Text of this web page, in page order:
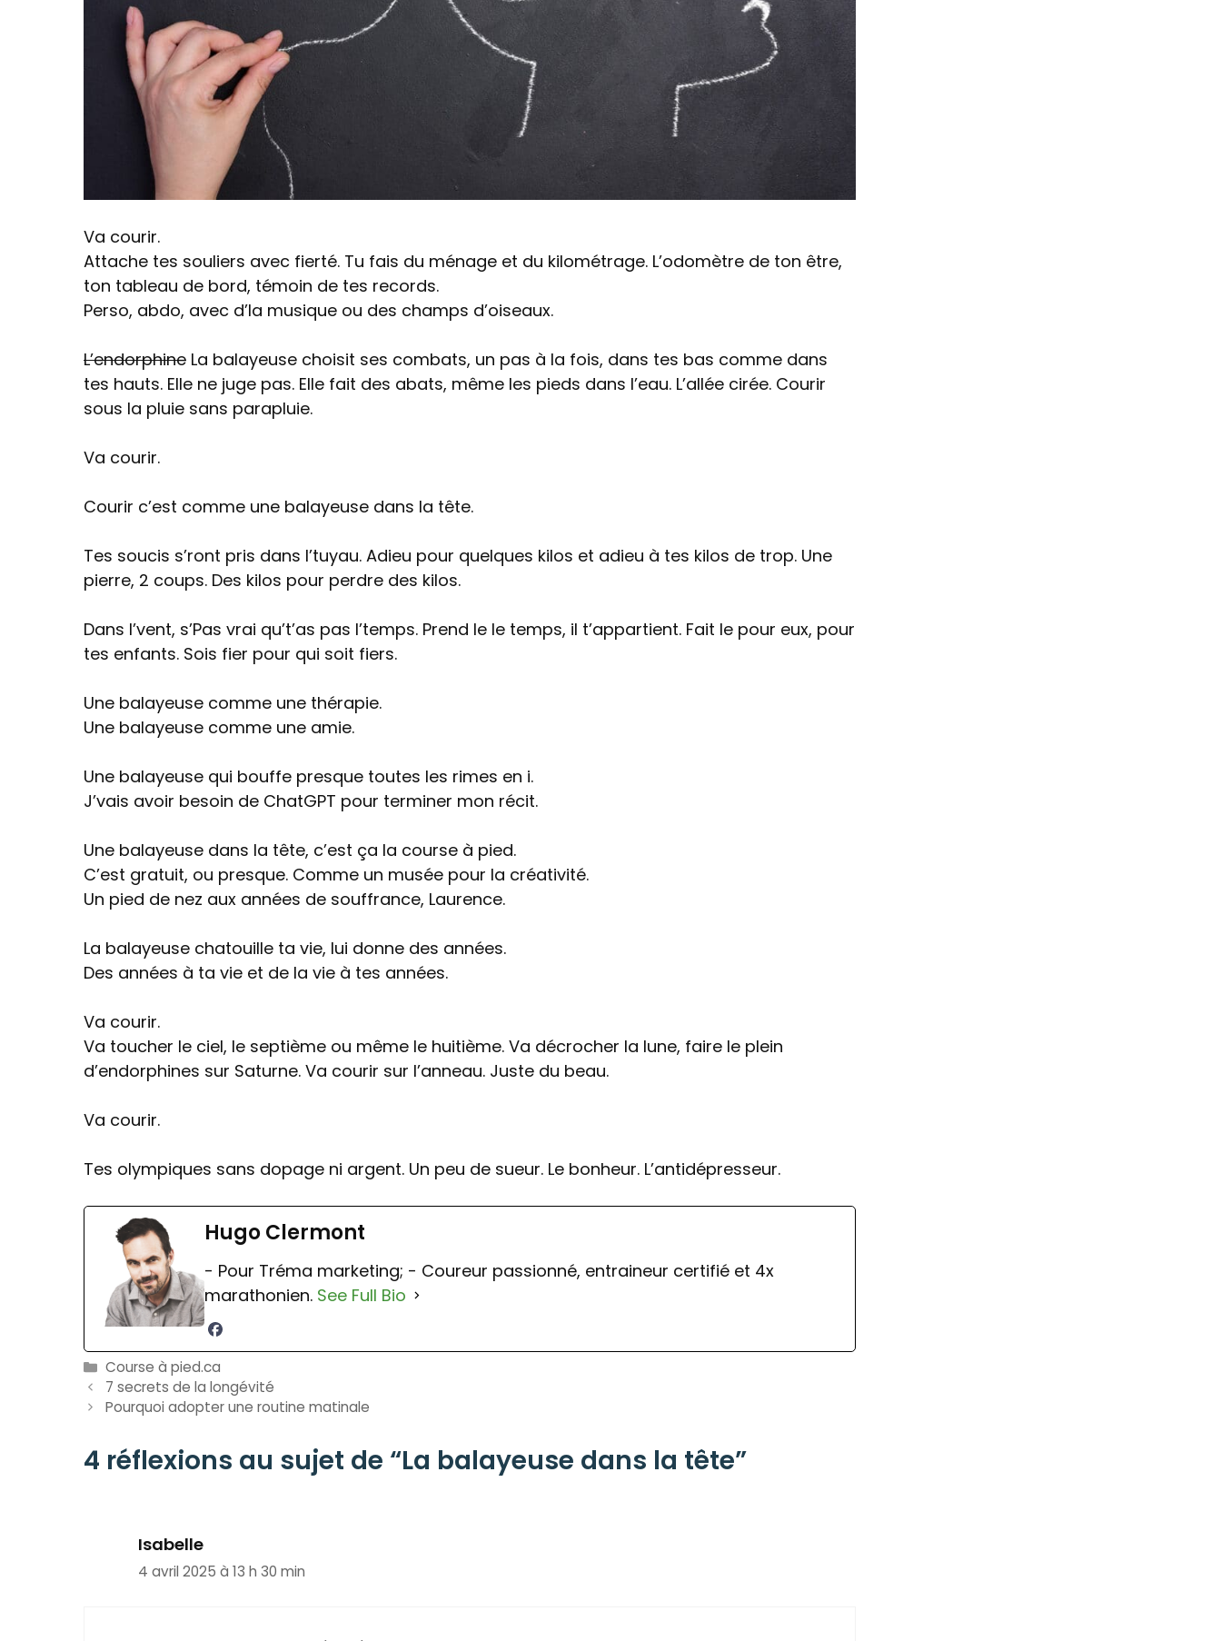
Va courir.
Attache tes souliers avec fierté. Tu fais du ménage et du kilométrage. L’odomètre de ton être,
ton tableau de bord, témoin de tes records.
Perso, abdo, avec d’la musique ou des champs d’oiseaux.
L’endorphine La balayeuse choisit ses combats, un pas à la fois, dans tes bas comme dans
tes hauts. Elle ne juge pas. Elle fait des abats, même les pieds dans l’eau. L’allée cirée. Courir
sous la pluie sans parapluie.
Va courir.
Courir c’est comme une balayeuse dans la tête.
Tes soucis s’ront pris dans l’tuyau. Adieu pour quelques kilos et adieu à tes kilos de trop. Une
pierre, 2 coups. Des kilos pour perdre des kilos.
Dans l’vent, s’Pas vrai qu’t’as pas l’temps. Prend le le temps, il t’appartient. Fait le pour eux, pour
tes enfants. Sois fier pour qui soit fiers.
Une balayeuse comme une thérapie.
Une balayeuse comme une amie.
Une balayeuse qui bouffe presque toutes les rimes en i.
J’vais avoir besoin de ChatGPT pour terminer mon récit.
Une balayeuse dans la tête, c’est ça la course à pied.
C’est gratuit, ou presque. Comme un musée pour la créativité.
Un pied de nez aux années de souffrance, Laurence.
La balayeuse chatouille ta vie, lui donne des années.
Des années à ta vie et de la vie à tes années.
Va courir.
Va toucher le ciel, le septième ou même le huitième. Va décrocher la lune, faire le plein
d’endorphines sur Saturne. Va courir sur l’anneau. Juste du beau.
Va courir.
Tes olympiques sans dopage ni argent. Un peu de sueur. Le bonheur. L’antidépresseur.
Hugo Clermont
- Pour Tréma marketing; - Coureur passionné, entraineur certifié et 4x
marathonien. See Full Bio
Catégories
Course à pied.ca
7 secrets de la longévité
Pourquoi adopter une routine matinale
4 réflexions au sujet de “La balayeuse dans la tête”
Isabelle
4 avril 2025 à 13 h 30 min